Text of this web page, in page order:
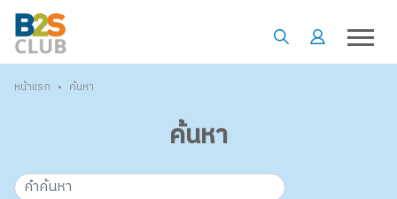
หน้าแรก • ค้นหา
ค้นหา